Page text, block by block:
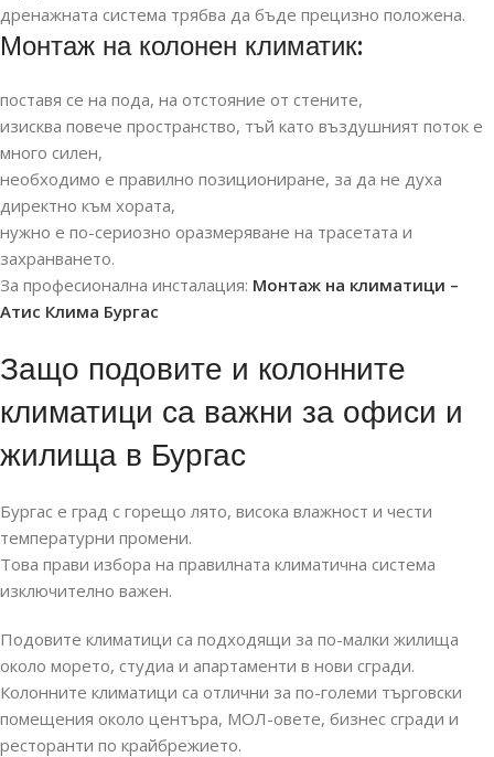
дренажната система трябва да бъде прецизно положена.
Монтаж на колонен климатик:
поставя се на пода, на отстояние от стените,
изисква повече пространство, тъй като въздушният поток е
много силен,
необходимо е правилно позициониране, за да не духа
директно към хората,
нужно е по-сериозно оразмеряване на трасетата и
захранването.
За професионална инсталация: Монтаж на климатици –
Атис Клима Бургас
Защо подовите и колонните
климатици са важни за офиси и
жилища в Бургас
Бургас е град с горещо лято, висока влажност и чести
температурни промени.
Това прави избора на правилната климатична система
изключително важен.
Подовите климатици са подходящи за по-малки жилища
около морето, студиа и апартаменти в нови сгради.
Колонните климатици са отлични за по-големи търговски
помещения около центъра, МОЛ-овете, бизнес сгради и
ресторанти по крайбрежието.